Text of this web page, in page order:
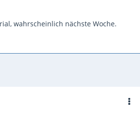
wahrscheinlich nächste Woche.